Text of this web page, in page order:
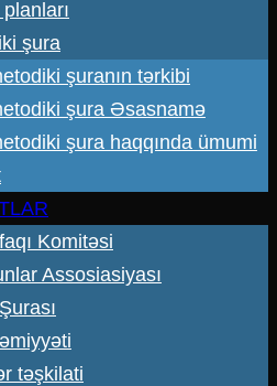
şura
şuranın tərkibi
şura Əsasnamə
şura haqqında ümumi
Komitəsi
Assosiasiyası
təşkilati